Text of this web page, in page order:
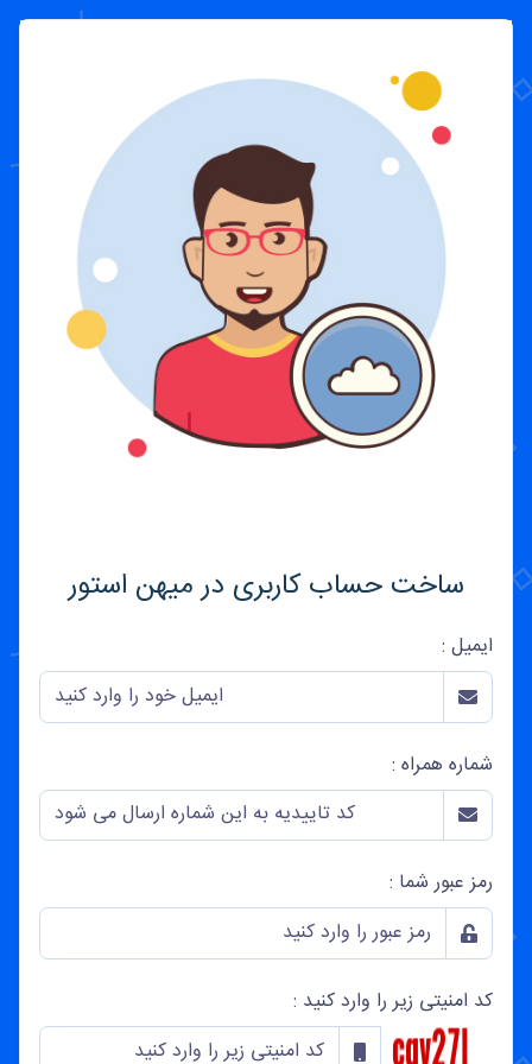
ساخت حساب کاربری در میهن استور
ایمیل :
شماره همراه :
رمز عبور شما :
کد امنیتی زیر را وارد کنید :